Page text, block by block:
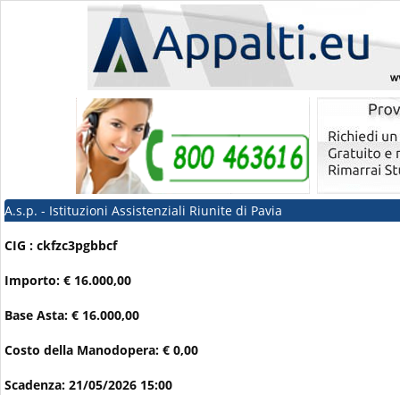
A.s.p. - Istituzioni Assistenziali Riunite di Pavia
CIG : ckfzc3pgbbcf
Importo: € 16.000,00
Base Asta: € 16.000,00
Costo della Manodopera: € 0,00
Scadenza: 21/05/2026 15:00